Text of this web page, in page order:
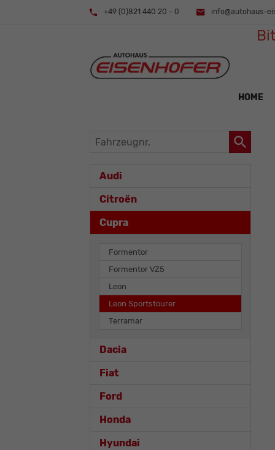
+49 (0)821 440 20 - 0 info@autohaus-
HOME
Fahrzeugnr.
Audi
Citroën
Cupra
Formentor
Formentor VZ5
Leon
Leon Sportstourer
Terramar
Dacia
Fiat
Ford
Honda
Hyundai